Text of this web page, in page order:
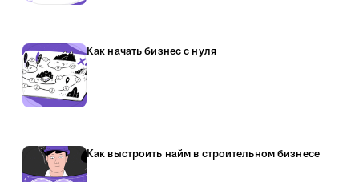
Как начать бизнес с нуля
Как выстроить найм в строительном бизнесе